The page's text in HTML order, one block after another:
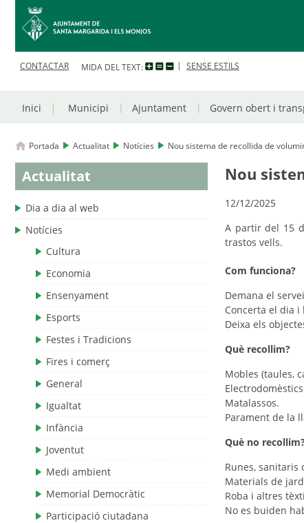
CONTACTAR MIDA DEL TEXT: SENSE ESTILS
Inici Municipi Ajuntament Govern obert i
Portada Actualitat Notícies Nou sistema de recollida de
Actualitat
Dia a dia al web
Notícies
Cultura
Economia
Ensenyament
Esports
Festes i Tradicions
Fires i comerç
General
Igualtat
Infància
Joventut
Medi ambient
Memorial Democràtic
Participació ciutadana
Nou
12/12/2025
A partir del 15
trastos vells.
Com funciona?
Demana el
Concerta el dia
Deixa els
Què recollim?
Mobles (taules,
Matalassos.
Parament de la
Què no
Runes, sanitaris
Materials de
Roba i altres
No es buiden